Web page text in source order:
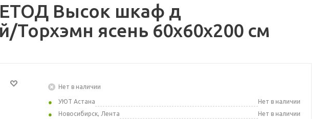
Высок шкаф д
ясень 60x60x200 см
Нет в наличии
УЮТ Астана
Нет в наличии
Новосибирск, Лента
Нет в наличии